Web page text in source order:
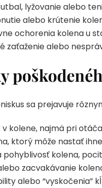
lyžovanie alebo
alebo krútenie
ochorenia kolena u
zaťaženie alebo
sa prejavuje
v kolene, najmä pri
ktorý môže nastať
pohyblivosť kolena,
zacvakávanie
alebo “vyskočenia”